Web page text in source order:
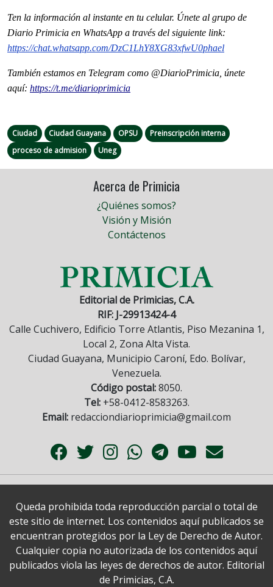
Ten la información al instante en tu celular. Únete al grupo de
Diario Primicia en WhatsApp a través del siguiente link:
https://chat.whatsapp.com/DzC1LhY8XG83xfwU0phael
También estamos en Telegram como @DiarioPrimicia, únete
aquí: https://t.me/diarioprimicia
Ciudad Ciudad Guayana OPSU
Preinscripción interna
proceso de admision
Uneg
Acerca de Primicia
¿Quiénes somos?
Visión y Misión
Contáctenos
Editorial de Primicias, C.A.
RIF: J-29913424-4
Calle Cuchivero, Edificio Torre Atlantis, Piso Mezanina 1,
Local 2, Zona Alta Vista.
Ciudad Guayana, Municipio Caroní, Edo. Bolívar,
Venezuela.
Código postal:8050.
Tel:+58-0412-8583263.
Email: redacciondiarioprimicia@gmail.com
Queda prohibida toda reproducción parcial o total de
este sitio de internet. Los contenidos aquí publicados se
encuentran protegidos por la Ley de Derecho de Autor.
Cualquier copia no autorizada de los contenidos aquí
publicados viola las leyes de derechos de autor. Editorial
de Primicias, C.A.